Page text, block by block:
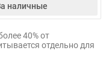
наличные
40% от
отдельно для